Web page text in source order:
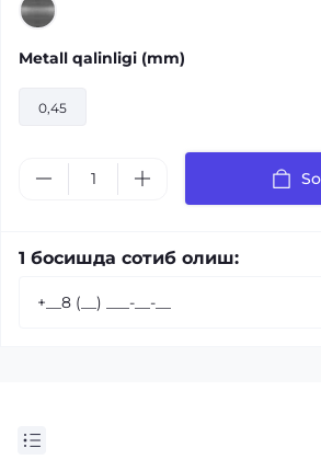
Metall qalinligi (mm)
0,45
1 босишда сотиб олиш: